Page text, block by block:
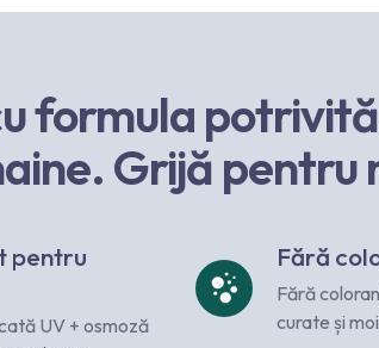
formula
Grijă pentru
pentru
UV + osmoză
Fără
Fără
curate și moi